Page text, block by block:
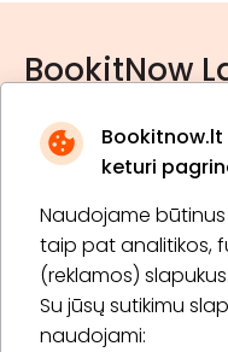
keturi
Naudojame
taip pat analitikos,
(reklamos) slapukus.
Su jūsų sutikimu
naudojami:
BookitNow
* Susipažinau su